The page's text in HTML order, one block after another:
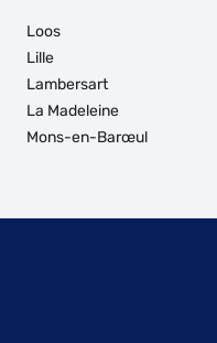
Loos
Lille
Lambersart
La Madeleine
Mons-en-Barœul